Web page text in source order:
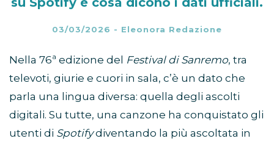
03/03/2026 - Eleonora Redazione
Nella 76ª edizione del Festival di Sanremo, tra
televoti, giurie e cuori in sala, c’è un dato che
parla una lingua diversa: quella degli ascolti
digitali. Su tutte, una canzone ha conquistato gli
utenti di Spotifydiventando la più ascoltata in